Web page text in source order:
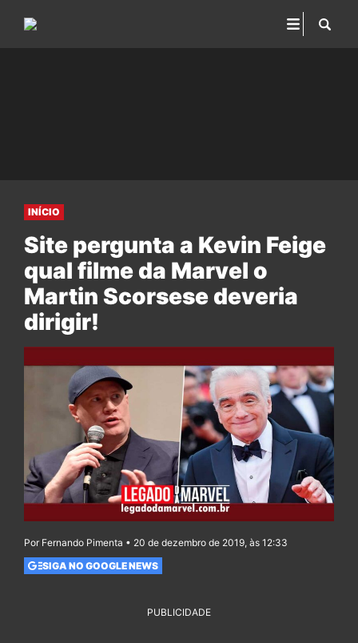
INÍCIO
Site pergunta a Kevin Feige
qual filme da Marvel o
Martin Scorsese deveria
dirigir!
Por Fernando Pimenta • 20 de dezembro de 2019, às 12:33
SIGA NO GOOGLE NEWS
PUBLICIDADE